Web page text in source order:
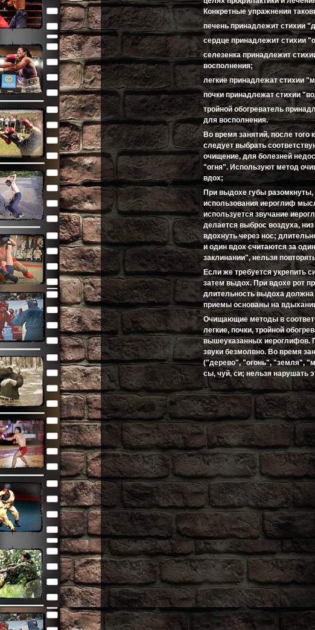
Конкретные упражнения
печень принадлежит стихии
сердце принадлежит стихии
селезенка принадлежит
восполнения;
легкие принадлежат стихии
почки принадлежат стихии
тройной обогреватель
для восполнения.
Во время занятий, после того
следует выбрать
очищение, для болезней
"огня". Используют метод
вдох;
При выдохе губы разомкнуты,
использования иероглиф
используется звучание
делается выброс воздуха,
вдохнуть через нос;
и один вдох считаются за
заклинании", нельзя
Если же требуется укрепить
затем выдох. При вдохе рот
длительность выдоха
приемы основаны на
Очищающие методы в
легкие, почки, тройной
вышеуказанных иероглифов.
звуки безмолвно. Во время
("дерево", "огонь", "земля",
сы, чуй, си; нельзя нарушать